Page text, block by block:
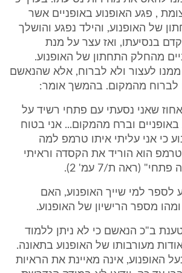
הצומת , פגע האופנוע באופניים אשר
של האופנוע, והילד נפגע והושלך
בנסיעתו, ואז עצר על מנת
מהחלק התחתון של האופנוע.
לעצור ולא לברוח, אלא שהנאשם
לברוח מהמקום. בהמשך אומר:
שאני נסעתי עם פתחי רשיד על
באופניים וברח מהמקום... אני בטוח
כי אני עליתי איתו טרמפ למה
הוא הוריד את הקסדה וראיתי
(ראה ת/7 עמ' 2).
לספר למי שייך האופנוע, האם
מספר הרישיון של האופנוע.
טענת ב"כ הנאשם כי לא ניתן ללמוד
מעורבותו של האופנוע בתאונה.
האופנוע, אינה מאיינת את הראיות